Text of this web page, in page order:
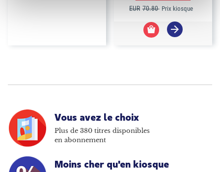
EUR 70.80 Prix kiosque
Vous avez le choix
Plus de 380 titres disponibles
en abonnement
Moins cher qu'en kiosque